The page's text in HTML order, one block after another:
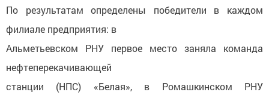
По результатам определены победители в каждом
филиале предприятия: в
Альметьевском РНУ первое место заняла команда
нефтеперекачивающей
станции (НПС) «Белая», в Ромашкинском РНУ